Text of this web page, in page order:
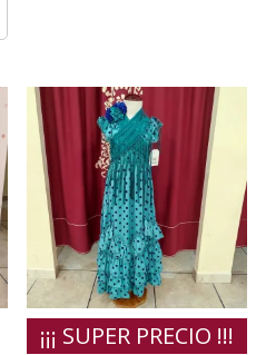
¡¡¡ SUPER PRECIO !!!